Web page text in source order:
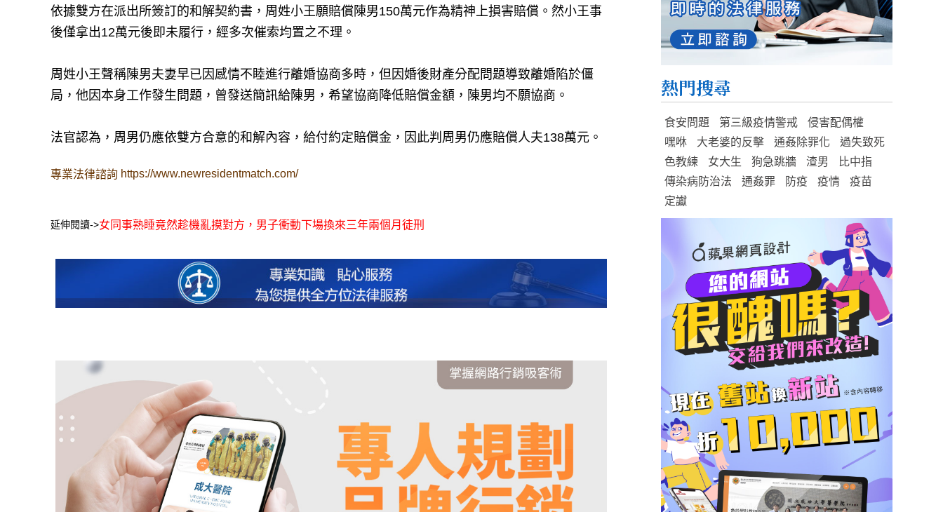
依據雙方在派出所簽訂的和解契約書，周姓小王願賠償陳男150萬元作為精神上損害賠償。然小王事
後僅拿出12萬元後即未履行，經多次催索均置之不理。
周姓小王聲稱陳男夫妻早已因感情不睦進行離婚協商多時，但因婚後財產分配問題導致離婚陷於僵
局，他因本身工作發生問題，曾發送簡訊給陳男，希望協商降低賠償金額，陳男均不願協商。
法官認為，周男仍應依雙方合意的和解內容，給付約定賠償金，因此判周男仍應賠償人夫138萬元。
專業法律諮詢 https://www.newresidentmatch.com/
延伸閱讀->女同事熟睡竟然趁機亂摸對方，男子衝動下場換來三年兩個月徒刑
熱門搜尋
食安問題 第三級疫情警戒
侵害配偶權
嘿咻
大老婆的反擊 通姦除罪化
過失致死
色教練
女大生 狗急跳牆 渣男
比中指
傳染病防治法
通姦罪 防疫 疫情
疫苗
定讞